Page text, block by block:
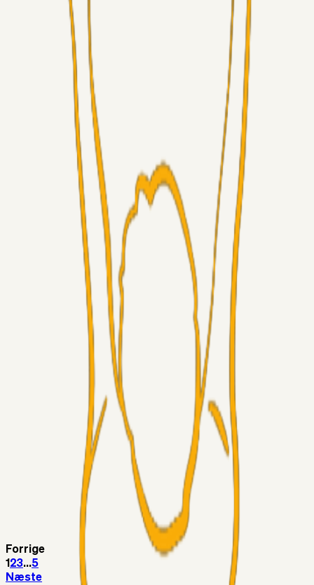
Masterclass
05. aug. 2026
Brøndby-TV og u-19
Alt det andet
04. aug. 2026
5. Forudsigelser op til Horsens kampen.
RasmusStephansen
Nørgaards Lever Hug, Skaktræk Mod En Utålmodig
RasmusStephansen
04. aug. 2026
Har GFH løsnet grebet...?
Superliga-truppen
04. aug. 2026
Medie: Tahirovic til Celtic for samlet 6 mio Euro
Superliga-truppen
03. aug. 2026
Kunne Sami Jalal være den næste offensive brik? 🤔💛💙
03. aug. 2026
Superliga-truppen
RasmusStephansen
03. aug. 2026
Olti Hyseni, Bliver Brøndbys Største Salg
Nogensinde…..!!!
02. aug. 2026
Sydsiden mid Viborg
Forrige
1 23...5
Næste